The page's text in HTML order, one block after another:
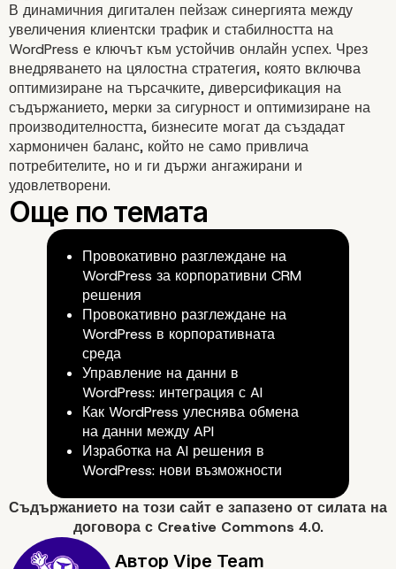
Постигане на баланс
Ориентиран към
дизайн
Мобилна оптимизация
Скорост и
В динамичния дигитален пейзаж синергията между
увеличения клиентски трафик и стабилността на
WordPress е ключът към устойчив онлайн успех. Чрез
внедряването на цялостна стратегия, която включва
оптимизиране на търсачките, диверсификация на
съдържанието, мерки за сигурност и оптимизиране на
производителността, бизнесите могат да създадат
хармоничен баланс, който не само привлича
потребителите, но и ги държи ангажирани и
удовлетворени.
Провокативно разглеждане на
WordPress за корпоративни CRM
решения
Провокативно разглеждане на
WordPress в корпоративната
среда
Управление на данни в
WordPress: интеграция с AI
Как WordPress улеснява обмена
на данни между API
Изработка на AI решения в
WordPress: нови възможности
Съдържанието на този сайт е запазено от силата на
договора с Creative Commons 4.0.